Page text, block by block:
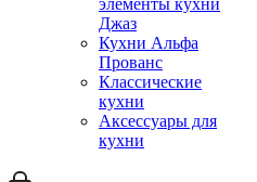
элементы кухни
Джаз
Кухни Альфа
Прованс
Классические
кухни
Аксессуары для
кухни